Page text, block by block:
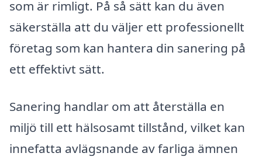
som är rimligt. På så sätt kan du även
säkerställa att du väljer ett professionellt
företag som kan hantera din sanering på
ett effektivt sätt.
Sanering handlar om att återställa en
miljö till ett hälsosamt tillstånd, vilket kan
innefatta avlägsnande av farliga ämnen